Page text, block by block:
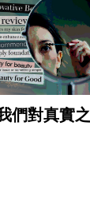
們對真實